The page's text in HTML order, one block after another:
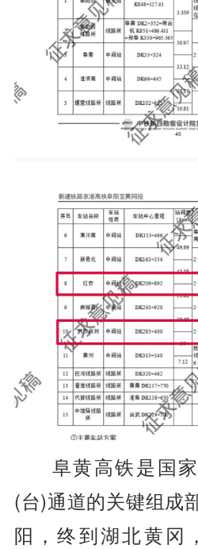
阜黄高铁是国
(台)通道的关键组成
阳，终到湖北黄冈